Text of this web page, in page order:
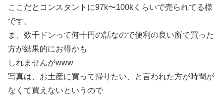
ここだとコンスタントに97k〜100kくらいで売られてる様
です。
ま、数千ドンって何十円の話なので便利の良い所で買った
方が結果的にお得かも
しれませんがwww
写真は、お土産に買って帰りたい、と言われた方が時間が
なくて買えないというので